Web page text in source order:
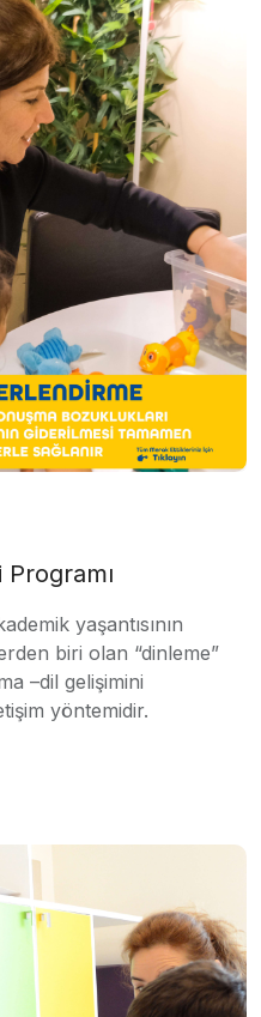
yaşantısının
biri olan “dinleme”
–dil gelişimini
yöntemidir.